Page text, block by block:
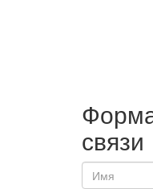
связи